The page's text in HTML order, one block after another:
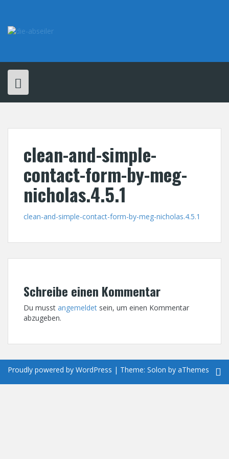
content
clean-and-simple-
contact-form-by-meg-
nicholas.4.5.1
clean-and-simple-contact-form-by-meg-nicholas.4.5.1
Schreibe einen Kommentar
Du musst angemeldet sein, um einen Kommentar
abzugeben.
Proudly powered by WordPress | Theme: Solon by aThemes